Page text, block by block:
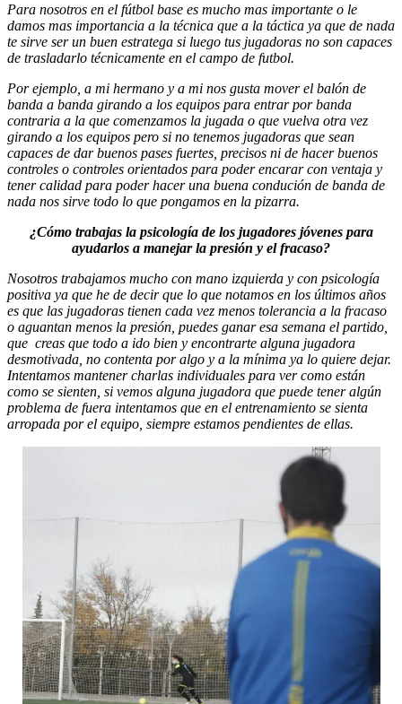
Para nosotros en el fútbol base es mucho mas importante o le
damos mas importancia a la técnica que a la táctica ya que de nada
te sirve ser un buen estratega si luego tus jugadoras no son capaces
de trasladarlo técnicamente en el campo de futbol.
Por ejemplo, a mi hermano y a mi nos gusta mover el balón de
banda a banda girando a los equipos para entrar por banda
contraria a la que comenzamos la jugada o que vuelva otra vez
girando a los equipos pero si no tenemos jugadoras que sean
capaces de dar buenos pases fuertes, precisos ni de hacer buenos
controles o controles orientados para poder encarar con ventaja y
tener calidad para poder hacer una buena condución de banda de
nada nos sirve todo lo que pongamos en la pizarra.
¿Cómo trabajas la psicología de los jugadores jóvenes para
ayudarlos a manejar la presión y el fracaso?
Nosotros trabajamos mucho con mano izquierda y con psicología
positiva ya que he de decir que lo que notamos en los últimos años
es que las jugadoras tienen cada vez menos tolerancia a la fracaso
o aguantan menos la presión, puedes ganar esa semana el partido,
que creas que todo a ido bien y encontrarte alguna jugadora
desmotivada, no contenta por algo y a la mínima ya lo quiere dejar.
Intentamos mantener charlas individuales para ver como están
como se sienten, si vemos alguna jugadora que puede tener algún
problema de fuera intentamos que en el entrenamiento se sienta
arropada por el equipo, siempre estamos pendientes de ellas.